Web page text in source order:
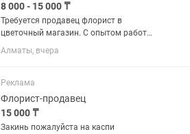
8 000 - 15 000 ₸
Требуется продавец флорист в
цветочный магазин. С опытом работы
На постоянной основе. Можно
взрослым женщинам.График 5/2 либо
ждем вас. все дополнительные...
Алматы, вчера
Реклама
Флорист-продавец
15 000 ₸
Закинь пожалуйста на каспи